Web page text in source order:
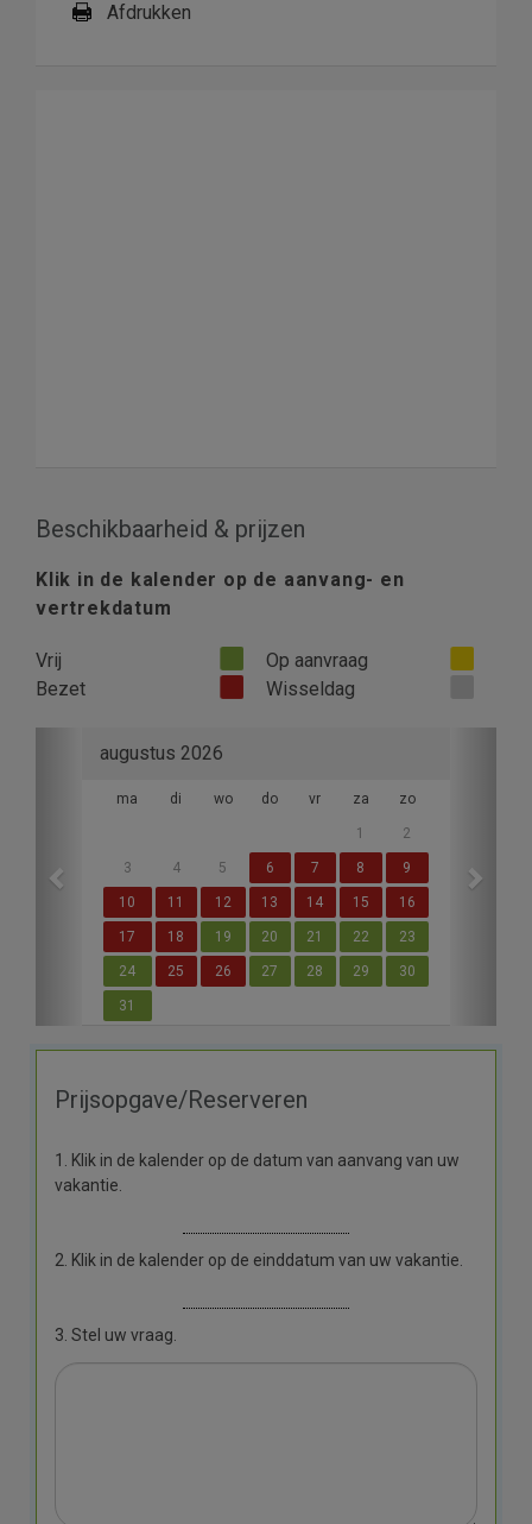
Afdrukken
Beschikbaarheid & prijzen
Klik in de kalender op de aanvang- en
vertrekdatum
Vrij
Op aanvraag
Bezet
Wisseldag
augustus 2026
ma di wo do vr za zo
1 2
3 4 5 6 7 8 9
10 11 12 13 14 15 16
17 18 19 20 21 22 23
24 25 26 27 28 29 30
31
Previous
Prijsopgave/Reserveren
1. Klik in de kalender op de datum van aanvang van uw
vakantie.
2. Klik in de kalender op de einddatum van uw vakantie.
3. Stel uw vraag.